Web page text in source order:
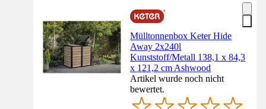
Mülltonnenbox Keter Hide
Away 2x240l
Kunststoff/Metall 138,1 x 84,3
x 121,2 cm Ashwood
Artikel wurde noch nicht
bewertet.